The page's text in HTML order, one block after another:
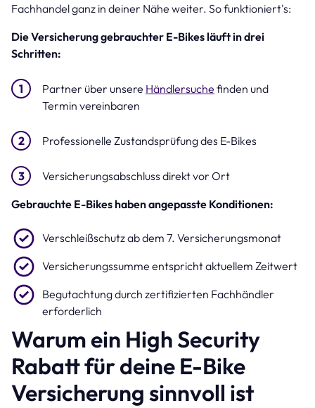
Fachhandel ganz in deiner Nähe weiter. So funktioniert's:
Die Versicherung gebrauchter E-Bikes läuft in drei
Schritten:
Partner über unsere Händlersuche finden und
Termin vereinbaren
Professionelle Zustandsprüfung des E-Bikes
Versicherungsabschluss direkt vor Ort
Gebrauchte E-Bikes haben angepasste Konditionen:
Verschleißschutz ab dem 7. Versicherungsmonat
Versicherungssumme entspricht aktuellem Zeitwert
Begutachtung durch zertifizierten Fachhändler
erforderlich
Warum ein High Security
Rabatt für deine E-Bike
Versicherung sinnvoll ist